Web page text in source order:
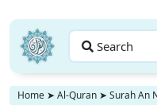
Search
Home ➤ Al-Quran ➤ Surah An